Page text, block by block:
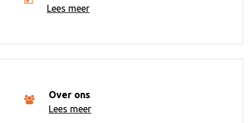
Lees meer
Over ons
Lees meer